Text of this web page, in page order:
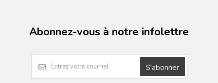
Abonnez-vous à notre infolettre
S'abonner